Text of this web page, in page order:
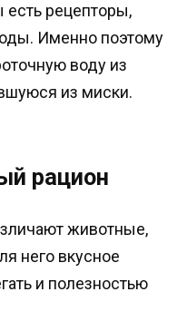
рецепторы,
Именно поэтому
воду из
из миски.
рацион
животные,
него вкусное
и полезностью